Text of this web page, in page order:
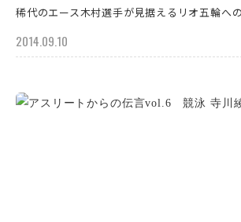
稀代のエース木村選手が見据えるリオ五輪へ
2014.09.10